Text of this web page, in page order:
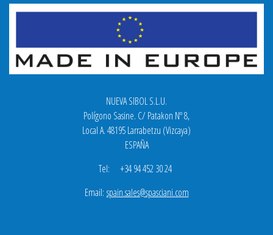
NUEVA SIBOL S.L.U.
Polígono Sasine. C/ Patakon Nº 8,
Local A. 48195 Larrabetzu (Vizcaya)
ESPAÑA
Tel: +34 94 452 30 24
Email: spain.sales@spasciani.com